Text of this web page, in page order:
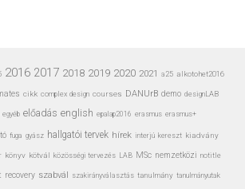
2016 2017 2018 2019 2020 2021 a25 alkotohet2016
cikk complex design courses DANUrB demo designLAB
egyéb előadás english epalap2016 erasmus erasmus+
fuga gyász hallgatói tervek hírek interjú kereszt kiadvány
könyv kötvál közösségi tervezés LAB MSc nemzetközi notitle
recovery szabvál szakirányválasztás tanulmány tanulmányutak